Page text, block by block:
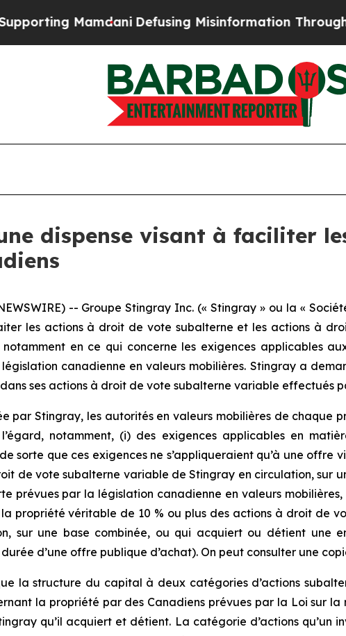
MamdaniDefusing Misinformation Through
dispense visant à faciliter
-- Groupe Stingray Inc. (« Stingray » ou la «
les actions à droit de vote subalterne et les actions à
en ce qui concerne les exigences applicables
canadienne en valeurs mobilières. Stingray a
ses actions à droit de vote subalterne variable effectués
par Stingray, les autorités en valeurs mobilières de
notamment, (i) des exigences applicables en
sorte que ces exigences ne s’appliqueraient qu’à une offre
de vote subalterne variable de Stingray en circulation, sur
prévues par la législation canadienne en valeurs
propriété véritable de 10 % ou plus des actions à droit de
sur une base combinée, ou qui acquiert ou détient une
d’une offre publique d’achat). On peut consulter une
la structure du capital à deux catégories d’actions
la propriété par des Canadiens prévues par la Loi sur
qu’il acquiert et détient. La catégorie d’actions qu’un